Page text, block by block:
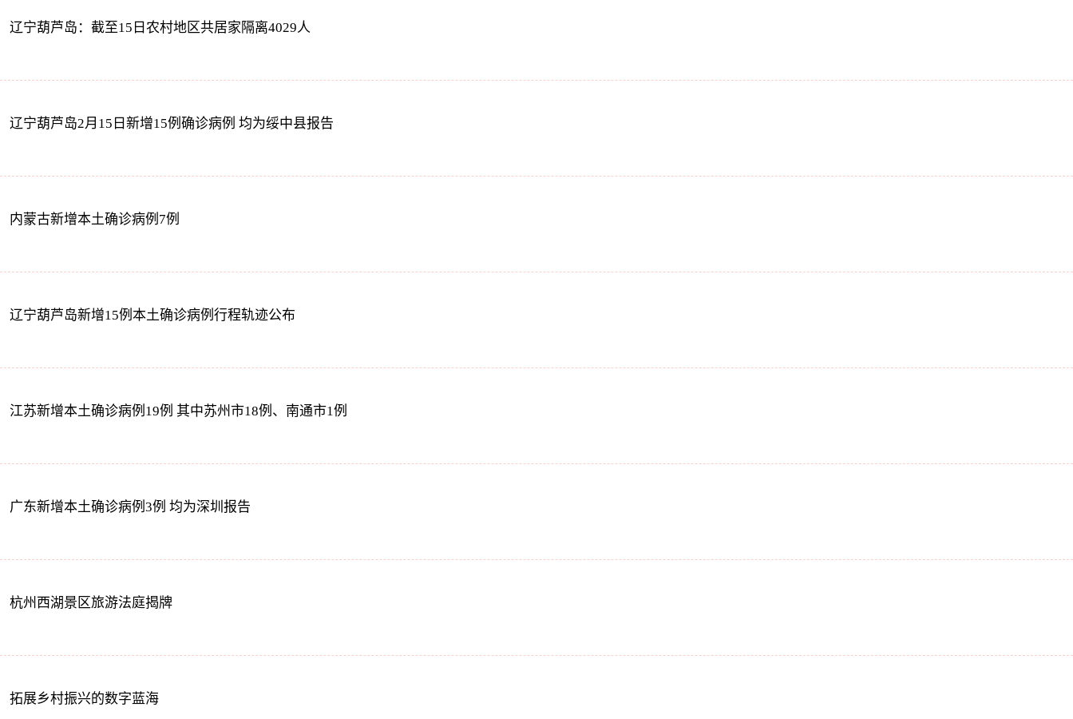
辽宁葫芦岛：截至15日农村地区共居家隔离4029人
辽宁葫芦岛2月15日新增15例确诊病例 均为绥中县报告
内蒙古新增本土确诊病例7例
辽宁葫芦岛新增15例本土确诊病例行程轨迹公布
江苏新增本土确诊病例19例 其中苏州市18例、南通市1例
广东新增本土确诊病例3例 均为深圳报告
杭州西湖景区旅游法庭揭牌
拓展乡村振兴的数字蓝海